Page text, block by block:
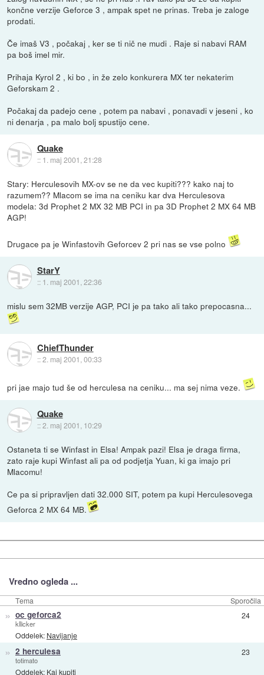
končne verzije Geforce 3 , ampak spet ne prinas. Treba je zaloge
prodati.
Če imaš V3 , počakaj , ker se ti nič ne mudi . Raje si nabavi RAM
pa boš imel mir.
Prihaja Kyrol 2 , ki bo , in že zelo konkurera MX ter nekaterim
Geforskam 2 .
Počakaj da padejo cene , potem pa nabavi , ponavadi v jeseni , ko
ni denarja , pa malo bolj spustijo cene.
Quake
:: 1. maj 2001, 21:28
Stary: Herculesovih MX-ov se ne da vec kupiti??? kako naj to
razumem?? Mlacom se ima na ceniku kar dva Herculesova
modela: 3d Prophet 2 MX 32 MB PCI in pa 3D Prophet 2 MX 64 MB
AGP!
Drugace pa je Winfastovih Geforcev 2 pri nas se vse polno
StarY
:: 1. maj 2001, 22:36
mislu sem 32MB verzije AGP, PCI je pa tako ali tako prepocasna...
ChiefThunder
::2. maj 2001, 00:33
pri jae majo tud še od herculesa na ceniku... ma sej nima veze.
Quake
::2. maj 2001, 10:29
Ostaneta ti se Winfast in Elsa! Ampak pazi! Elsa je draga firma,
zato raje kupi Winfast ali pa od podjetja Yuan, ki ga imajo pri
Mlacomu!
Ce pa si pripravljen dati 32.000 SIT, potem pa kupi Herculesovega
Geforca 2 MX 64 MB.
Vredno ogleda ...
Tema Sporočila
» oc geforca2
kllicker
Oddelek: Navijanje
24
» 2 herculesa
totimato
Oddelek: Kaj kupiti
23